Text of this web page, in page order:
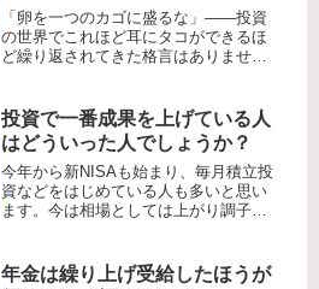
「卵を一つのカゴに盛るな」——投資
の世界でこれほど耳にタコができるほ
ど繰り返されてきた格言はありませ
正解として信じ込んでいます。しか
し、今私たちが生きているのは、過去
30年...
投資で一番成果を上げている人
はどういった人でしょうか？
今年から新NISAも始まり、毎月積立投
資などをはじめている人も多いと思い
ます。今は相場としては上がり調子で
ッションや暴落など、いつ発生するの
年金は繰り上げ受給したほうが